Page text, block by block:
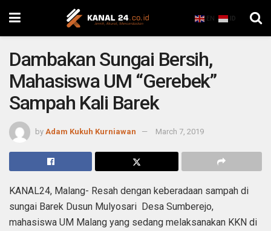
EN ID
Dambakan Sungai Bersih,
Mahasiswa UM “Gerebek”
Sampah Kali Barek
by Adam Kukuh Kurniawan March 7, 2019
KANAL24, Malang- Resah dengan keberadaan sampah di
sungai Barek Dusun Mulyosari Desa Sumberejo,
mahasiswa UM Malang yang sedang melaksanakan KKN di